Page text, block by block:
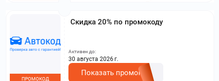
Скидка 20% по промокоду
ПРОМОКОД
Активен до:
30 августа 2026 г.
Показать промокод